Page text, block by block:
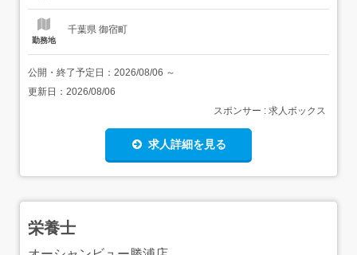
勤務地
千葉県 御宿町
公開・終了予定日： 2026/08/06 ～
更新日： 2026/08/06
スポンサー : 求人ボックス
求人詳細を見る
栄養士